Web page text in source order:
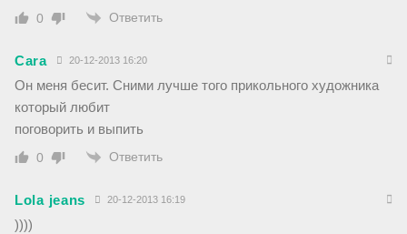
0 Ответить
Cara 20-12-2013 16:20
Он меня бесит. Сними лучше того прикольного художника
который любит
поговорить и выпить
0 Ответить
Lola jeans 20-12-2013 16:19
))))